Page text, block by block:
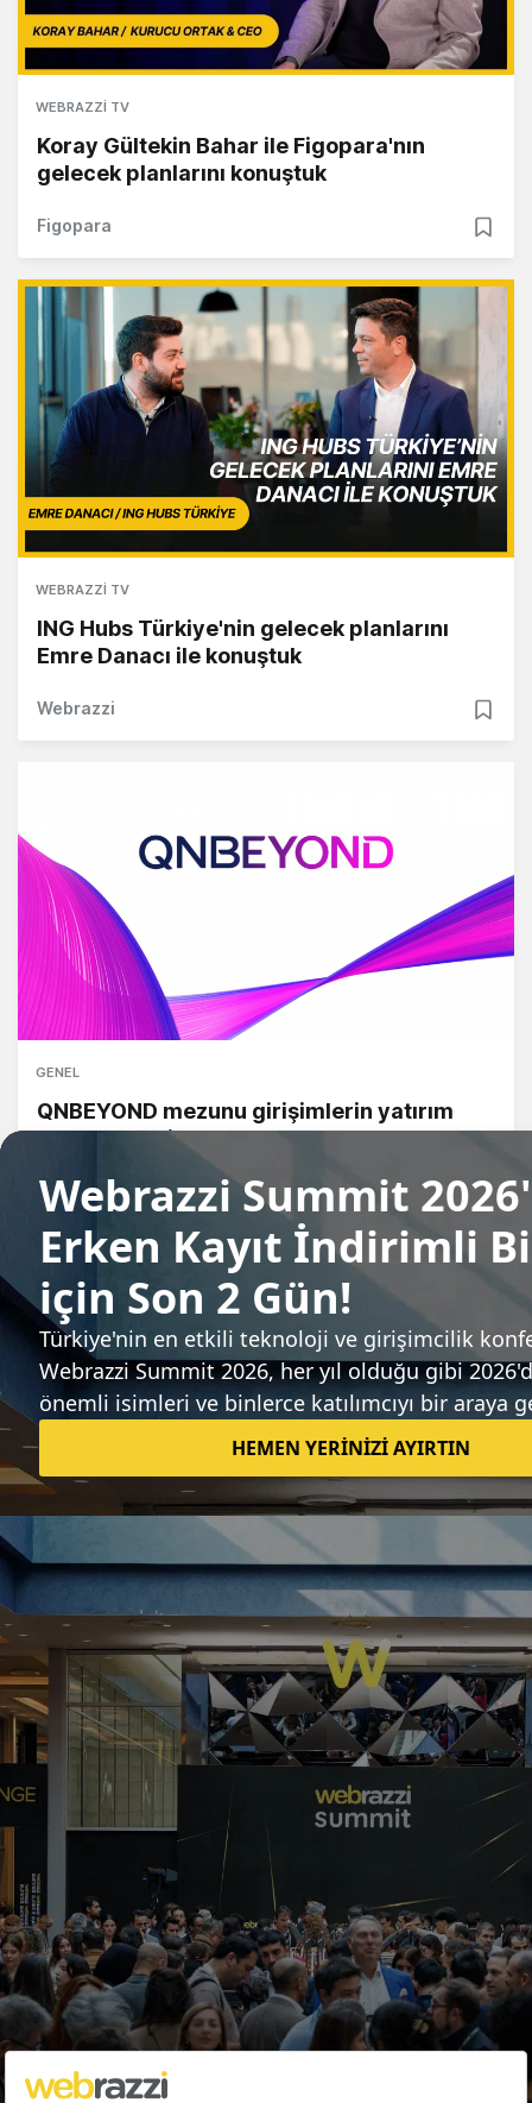
WEBRAZZI TV
Koray Gültekin Bahar ile Figopara'nın
gelecek planlarını konuştuk
Figopara
WEBRAZZI TV
ING Hubs Türkiye'nin gelecek planlarını
Emre Danacı ile konuştuk
Webrazzi
GENEL
QNBEYOND mezunu girişimlerin yatırım
tutarı 260 milyon doları aştı
Webrazzi
Sıradaki haber
AB'deki geliştiriciler, App Store
Connect'e alternatif uygulama pazar
yerleri ekleyebilecek